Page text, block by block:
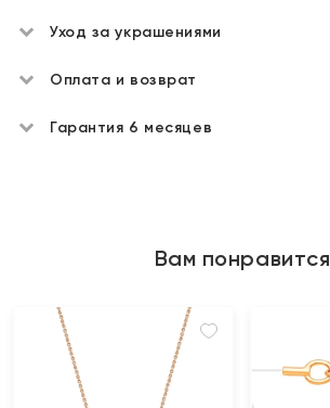
Уход за украшениями
Оплата и возврат
Гарантия 6 месяцев
Вам понравится